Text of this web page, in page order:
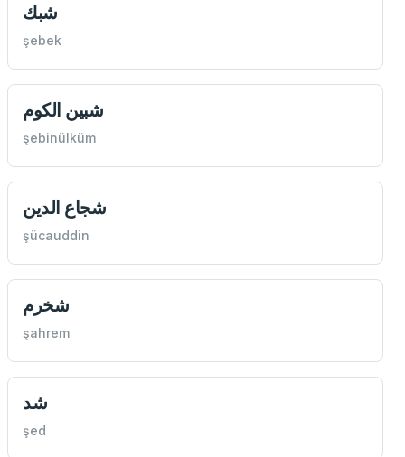
شبك
şebek
شبين الكوم
şebinülküm
شجاع الدين
şücauddin
شخرم
şahrem
شد
şed